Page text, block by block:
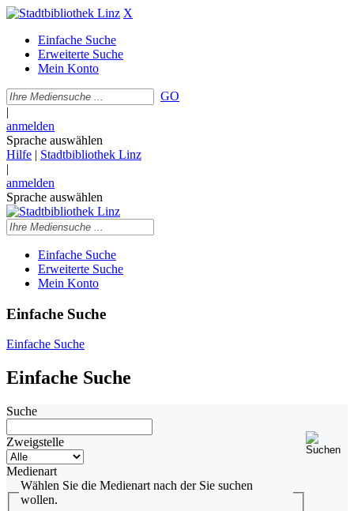
X
Einfache Suche
Erweiterte Suche
Mein Konto
GO
|
anmelden
Sprache auswählen
Hilfe | Stadtbibliothek Linz
|
anmelden
Sprache auswählen
Einfache Suche
Erweiterte Suche
Mein Konto
Einfache Suche
Einfache Suche
Einfache Suche
Suche
Zweigstelle
Medienart
Wählen Sie die Medienart nach der Sie suchen
wollen.